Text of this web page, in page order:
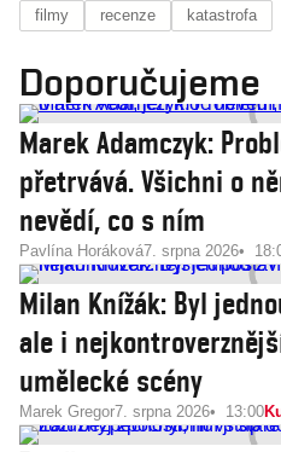
filmy recenze katastrofa
Doporučujeme
Marek Adamczyk:
přetrvává. Všichni o
nevědí, co s ním
Pavlína Horáková7. srpna 2026
Milan Knížák: Byl
ale i
umělecké scény
Marek Gregor7. srpna 2026 13:00